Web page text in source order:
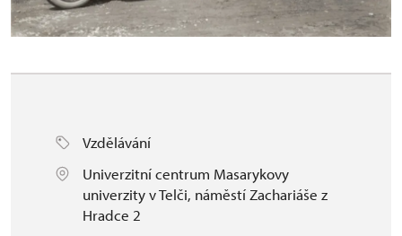
Vzdělávání
Univerzitní centrum Masarykovy
univerzity v Telči, náměstí Zachariáše z
Hradce 2